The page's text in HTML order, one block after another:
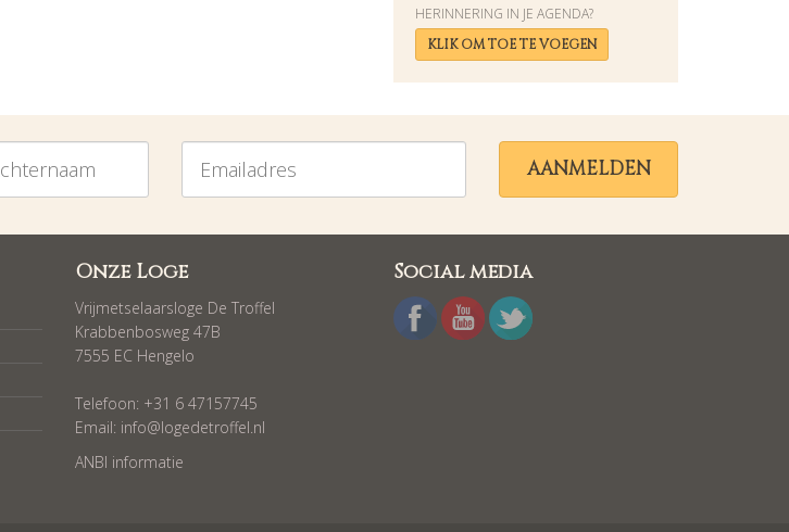
HERINNERING IN JE AGENDA?
KLIK OM TOE TE VOEGEN
AANMELDEN
Onze Loge
Vrijmetselaarsloge De Troffel
Krabbenbosweg 47B
7555 EC Hengelo
Telefoon: +31 6 47157745
Email: info@logedetroffel.nl
ANBI informatie
Social media